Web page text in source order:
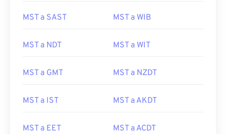
MST a SAST MST a WIB
MST a NDT MST a WIT
MST a GMT MST a NZDT
MST a IST MST a AKDT
MST a EET MST a ACDT